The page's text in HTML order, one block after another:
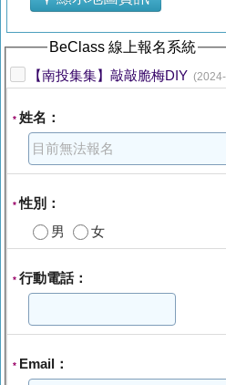
BeClass 線上報名系統
【南投集集】敲敲脆梅DIY
* 姓名：
*性別：
男
女
* 行動電話：
* Email：